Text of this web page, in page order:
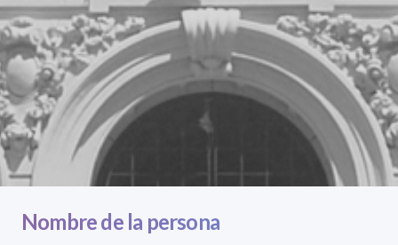
Nombre de la persona